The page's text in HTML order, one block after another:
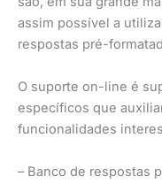
assim possível a
respostas pré-
O suporte on-line é
específicos que
funcionalidades
– Banco de respostas